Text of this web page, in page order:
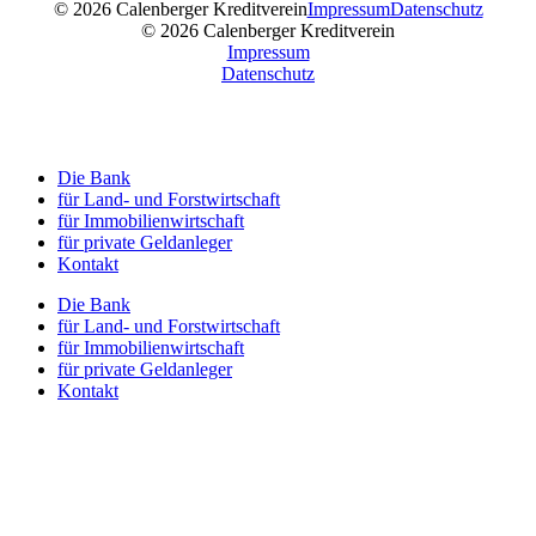
© 2026 Calenberger KreditvereinImpressumDatenschutz
© 2026 Calenberger Kreditverein
Impressum
Datenschutz
Die Bank
für Land- und Forstwirtschaft
für Immobilienwirtschaft
für private Geldanleger
Kontakt
Die Bank
für Land- und Forstwirtschaft
für Immobilienwirtschaft
für private Geldanleger
Kontakt